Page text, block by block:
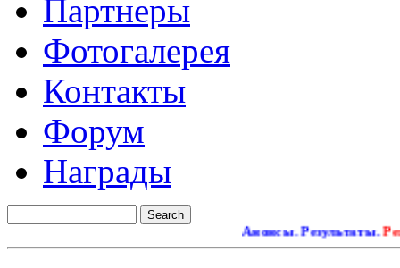
Партнеры
Фотогалерея
Контакты
Форум
Награды
Анонсы. Результаты.Ремонт